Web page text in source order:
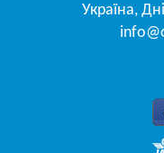
Україна,